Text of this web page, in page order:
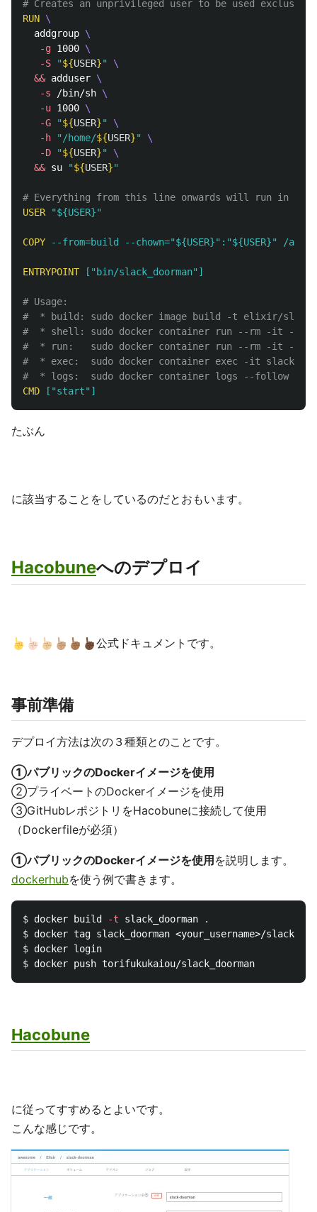
# Creates an unprivileged user to be used
RUN
  addgroup
-g 1000
-S
"${USER}"
&& adduser
-s /bin/sh
-u 1000
-G
"${USER}"
-h
"/home/${USER}"
-D
"${USER}"
&& su "${USER}"
# Everything from this line onwards will run in
USER "${USER}"
COPY --from=build --chown="${USER}":"${USER}" /
ENTRYPOINT ["bin/slack_doorman"]
# Usage:
#  * build: sudo docker image build -t elixir/
#  * shell: sudo docker container run --rm -it --
#  * run:   sudo docker container run --rm -it -p
#  * exec:  sudo docker container exec -it
#  * logs:  sudo docker container logs --follow --tail
CMD ["start"]
たぶん
に該当することをしているのだとおもいます。
Hacobuneへのデプロイ
公式ドキュメントです。
事前準備
デプロイ方法は次の３種類とのことです。
①パブリックのDockerイメージを使用
②プライベートのDockerイメージを使用
③GitHubレポジトリをHacobuneに接続して使用
（Dockerfileが必須）
①パブリックのDockerイメージを使用 を説明します。
dockerhubを使う例で書きます。
$ docker build -t slack_doorman
.
$
$
$
Hacobune
に従ってすすめるとよいです。
こんな感じです。